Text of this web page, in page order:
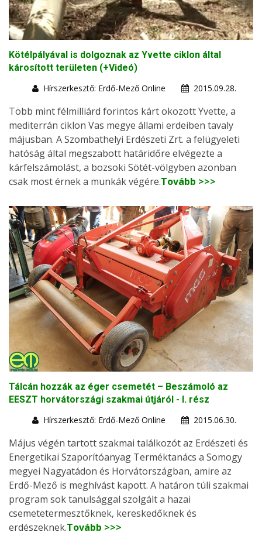
Kötélpályával is dolgoznak az Yvette ciklon által
károsított területen (+Videó)
Hírszerkesztő: Erdő-Mező Online
2015.09.28.
Több mint félmilliárd forintos kárt okozott Yvette, a
mediterrán ciklon Vas megye állami erdeiben tavaly
májusban. A Szombathelyi Erdészeti Zrt. a felügyeleti
hatóság által megszabott határidőre elvégezte a
kárfelszámolást, a bozsoki Sötét-völgyben azonban
csak most érnek a munkák végére.Tovább >>>
Tálcán hozzák az éger csemetét – Beszámoló az
EESZT horvátországi szakmai útjáról - I. rész
Hírszerkesztő: Erdő-Mező Online
2015.06.30.
Május végén tartott szakmai találkozót az Erdészeti és
Energetikai Szaporítóanyag Terméktanács a Somogy
megyei Nagyatádon és Horvátországban, amire az
Erdő-Mező is meghívást kapott. A határon túli szakmai
program sok tanulsággal szolgált a hazai
csemetetermesztőknek, kereskedőknek és
erdészeknek.Tovább >>>